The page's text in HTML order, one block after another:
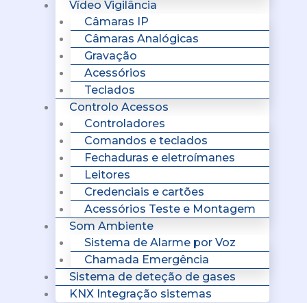
Vídeo Vigilância
Câmaras IP
Câmaras Analógicas
Gravação
Acessórios
Teclados
Controlo Acessos
Controladores
Comandos e teclados
Fechaduras e eletroímanes
Leitores
Credenciais e cartões
Acessórios Teste e Montagem
Som Ambiente
Sistema de Alarme por Voz
Chamada Emergência
Sistema de deteção de gases
KNX Integração sistemas